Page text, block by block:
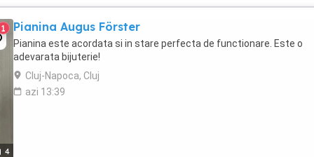
4
1 Pianina Augus Förster
Pianina este acordata si in stare perfecta de functionare. Este o
adevarata bijuterie!
Cluj-Napoca, Cluj
azi 13:39